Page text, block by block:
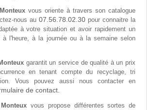
vous oriente à travers son catalogue
nous au 07.56.78.02.30 pour connaitre la
à votre situation et avoir rapidement un
à l'heure, à la journée ou à la semaine selon
garantit un service de qualité à un prix
en tenant compte du recyclage, tri
Vous pouvez aussi nous contacter en
de contact.
vous propose différentes sortes de